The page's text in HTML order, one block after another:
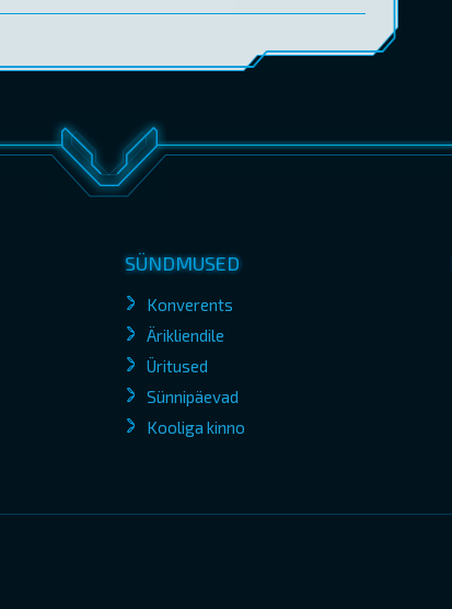
SÜNDMUSED
Konverents
Ärikliendile
Üritused
Sünnipäevad
Kooliga kinno